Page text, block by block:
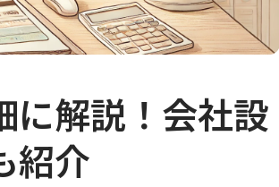
に解説！会社設
紹介